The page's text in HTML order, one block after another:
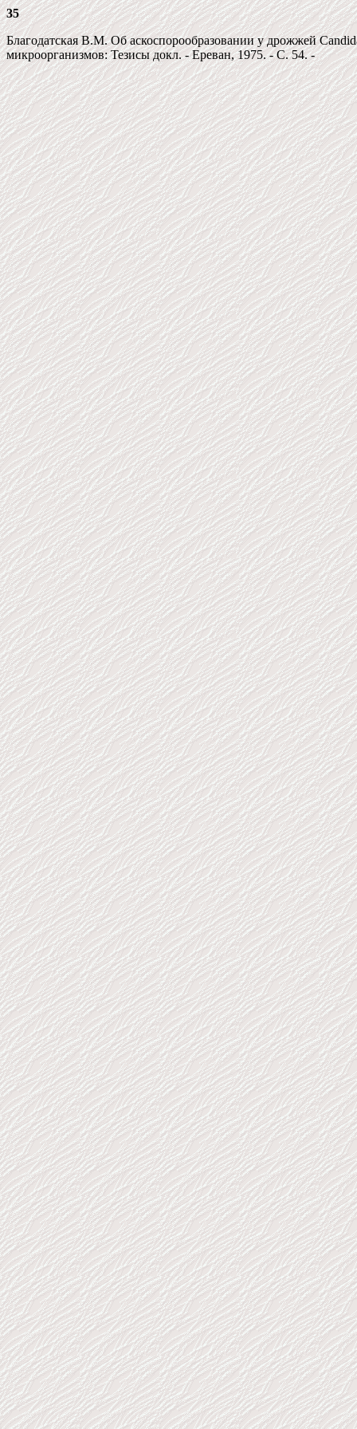
35
Благодатская В.М. Об аскоспорообразовании у дрожжей
микроорганизмов: Тезисы докл. - Ереван, 1975. - С. 54. -